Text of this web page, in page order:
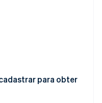
para obter